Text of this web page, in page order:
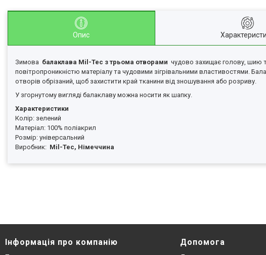
Опис
Зимова балаклава Mil-Tec з трьома отворами чудово захищає голову, шию
повітропроникністю матеріалу та чудовими зігрівальними властивостями.
отворів обрізаний, щоб захистити край тканини від зношування або розриву.
У згорнутому вигляді балаклаву можна носити як шапку.
Характеристики
Колір: зелений
Матеріал: 100% поліакрил
Розмір: універсальний
Виробник: Mil-Tec, Німеччина
Інформація про компанію Допомога